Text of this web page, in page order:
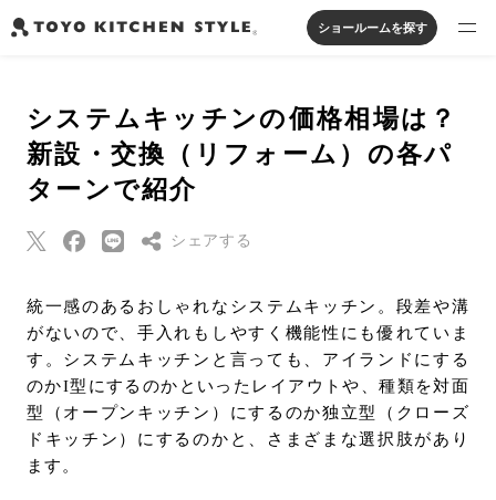
オープンキッチン
アイランドキッチン
ペニンシュラキッチン
壁付けキッチン
対面キッチン
セパレートキッチン
システムキッチン
家具・照明・タイル
バス・洗面
実例から探す
オンラインストア
カタログを見る
ショールームを探す
システムキッチンの価格相場は？
新設・交換（リフォーム）の各パ
ターンで紹介
シェアする
Threads
Pinterest
はてなブックマー
ク
Eメールで送信
統一感のあるおしゃれなシステムキッチン。段差や溝
がないので、手入れもしやすく機能性にも優れていま
す。システムキッチンと言っても、アイランドにする
のかI型にするのかといったレイアウトや、種類を対面
型（オープンキッチン）にするのか独立型（クローズ
ドキッチン）にするのかと、さまざまな選択肢があり
ます。